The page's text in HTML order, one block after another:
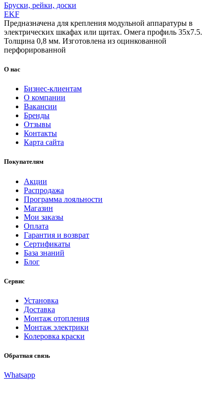
Бруски, рейки, доски
EKF
Предназначена для крепления модульной аппаратуры в
электрических шкафах или щитах. Омега профиль 35х7.5.
Толщина 0,8 мм. Изготовлена из оцинкованной
перфорированной
О нас
Бизнес-клиентам
О компании
Вакансии
Бренды
Отзывы
Контакты
Карта сайта
Покупателям
Акции
Распродажа
Программа лояльности
Магазин
Мои заказы
Оплата
Гарантия и возврат
Сертификаты
База знаний
Блог
Сервис
Установка
Доставка
Монтаж отопления
Монтаж электрики
Колеровка краски
Обратная связь
Whatsapp